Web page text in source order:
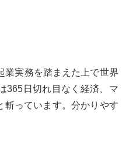
業実務を踏まえた上で世界
365日切れ目なく経済、マ
斬っています。分かりやす